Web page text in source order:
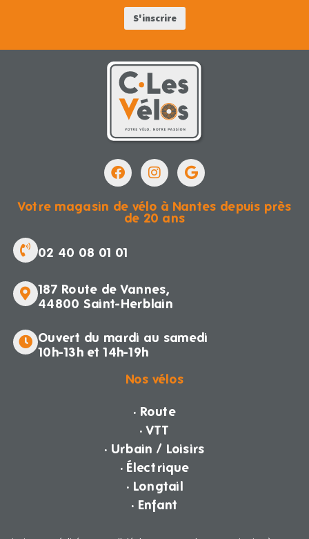
Votre magasin de vélo à Nantes depuis près
de 20 ans
02 40 08 01 01
187 Route de Vannes,
44800 Saint-Herblain
Ouvert du mardi au samedi
10h-13h et 14h-19h
Nos vélos
· Route
· VTT
· Urbain / Loisirs
· Électrique
· Longtail
· Enfant